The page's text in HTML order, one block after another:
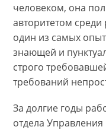
человеком, она
авторитетом среди
один из самых
знающей и
строго
требований
За долгие годы
отдела